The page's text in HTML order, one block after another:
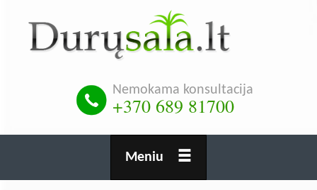
Pereiti
į
pagrindinį
turinį
Nemokama konsultacija
+370 689 81700
Meniu